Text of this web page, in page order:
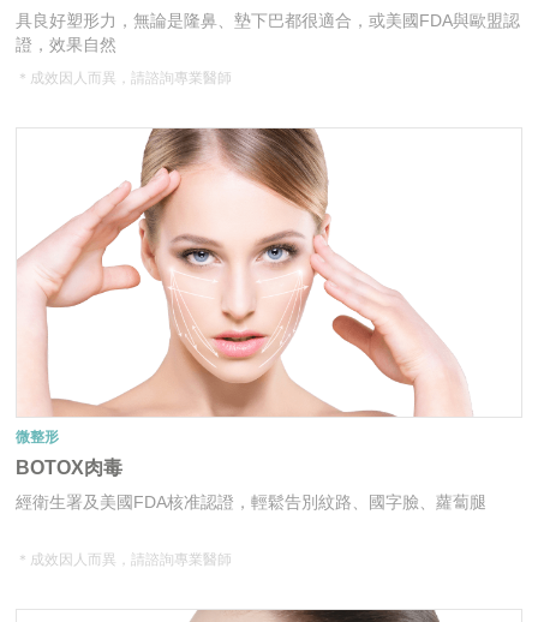
具良好塑形力，無論是隆鼻、墊下巴都很適合，或美國FDA與歐盟認
證，效果自然
＊成效因人而異，請諮詢專業醫師
微整形
BOTOX肉毒
經衛生署及美國FDA核准認證，輕鬆告別紋路、國字臉、蘿蔔腿
＊成效因人而異，請諮詢專業醫師